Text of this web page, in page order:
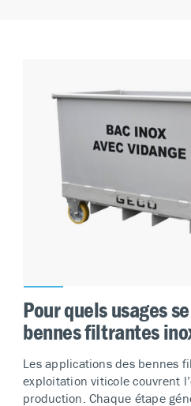
Pour quels usages
bennes filtrantes
Les applications des bennes
exploitation viticole couvrent
production. Chaque étape